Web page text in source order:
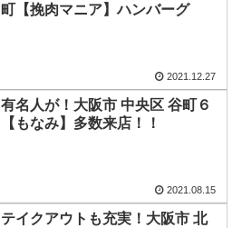
町【挽肉マニア】ハンバーグ
2021.12.27
有名人が！大阪市 中央区 谷町６
【もなみ】多数来店！！
2021.08.15
テイクアウトも充実！大阪市 北